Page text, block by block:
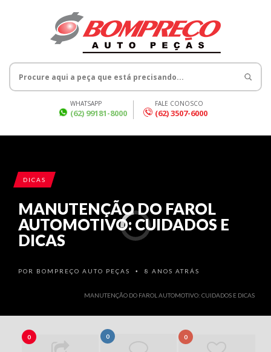
WHATSAPP
(62) 99181-8000
FALE CONOSCO
(62) 3507-6000
MANUTENÇÃO DO FAROL AUTOMOTIVO: CUIDADOS E DICAS
DICAS
MANUTENÇÃO DO FAROL
AUTOMOTIVO: CUIDADOS E
DICAS
POR BOMPREÇO AUTO PEÇAS • 8 ANOS ATRÁS
0 0 0